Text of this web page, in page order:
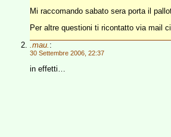
Mi raccomando sabato sera porta il
Per altre questioni ti ricontatto via mail
.mau. :
30 Settembre 2006, 22:37
in effetti…